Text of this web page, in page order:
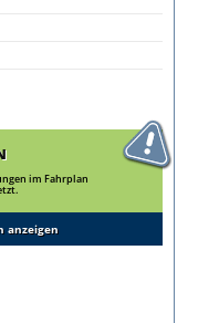
im Fahrplan
anzeigen